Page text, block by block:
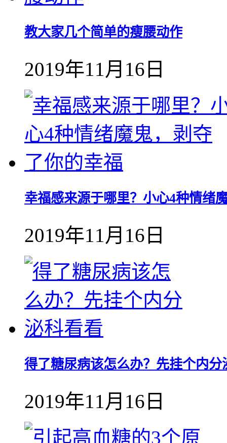
教大家几个简单的瘦腰动作
2019年11月16日
幸福感来源于哪里？小心4种情绪
2019年11月16日
得了糖尿病该怎么办？先挂个内分
2019年11月16日